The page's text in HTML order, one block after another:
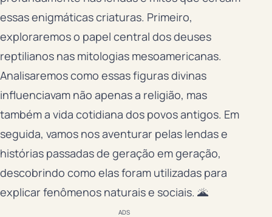
essas enigmáticas criaturas. Primeiro,
exploraremos o papel central dos deuses
reptilianos nas mitologias mesoamericanas.
Analisaremos como essas figuras divinas
influenciavam não apenas a religião, mas
também a vida cotidiana dos povos antigos. Em
seguida, vamos nos aventurar pelas lendas e
histórias passadas de geração em geração,
descobrindo como elas foram utilizadas para
explicar fenômenos naturais e sociais. 🌋
ADS